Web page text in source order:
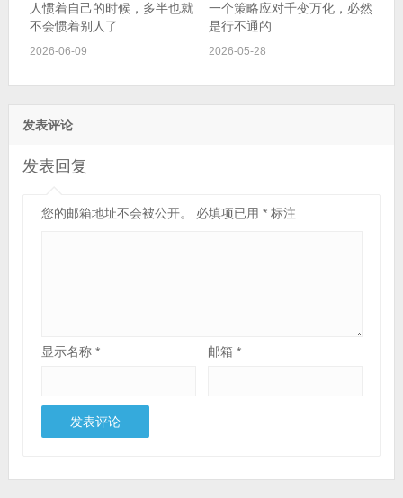
人惯着自己的时候，多半也就
不会惯着别人了
2026-06-09
一个策略应对千变万化，必然
是行不通的
2026-05-28
发表评论
发表回复
您的邮箱地址不会被公开。 必填项已用 *标注
显示名称 * 邮箱*